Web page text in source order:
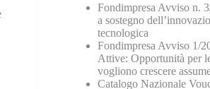
Fondimpresa Avviso n.
a sostegno
tecnologica
Fondimpresa Avviso 1/
Attive: Opportunità per
vogliono crescere
Catalogo Nazionale